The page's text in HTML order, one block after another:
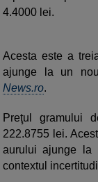
4.4000 lei.
Acesta este a
ajunge la un
News.ro.
Preţul gramului
222.8755 lei.
aurului ajunge la
contextul